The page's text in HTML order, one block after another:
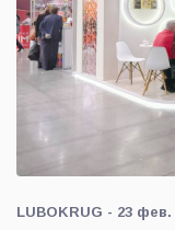
LUBOKRUG - 23 фев.